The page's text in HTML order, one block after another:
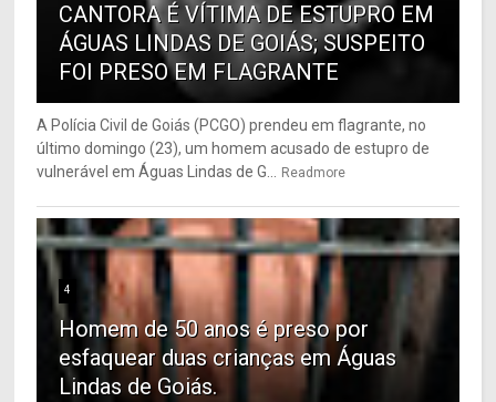
CANTORA É VÍTIMA DE ESTUPRO EM
ÁGUAS LINDAS DE GOIÁS; SUSPEITO
FOI PRESO EM FLAGRANTE
A Polícia Civil de Goiás (PCGO) prendeu em flagrante, no
último domingo (23), um homem acusado de estupro de
vulnerável em Águas Lindas de G... Readmore
4
Homem de 50 anos é preso por
esfaquear duas crianças em Águas
Lindas de Goiás.